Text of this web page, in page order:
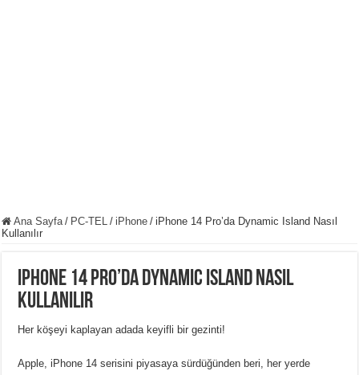
Ana Sayfa / PC-TEL / iPhone / iPhone 14 Pro’da Dynamic Island Nasıl
Kullanılır
iPhone 14 Pro’da Dynamic Island Nasıl
Kullanılır
Her köşeyi kaplayan adada keyifli bir gezinti!
Apple, iPhone 14 serisini piyasaya sürdüğünden beri, her yerde